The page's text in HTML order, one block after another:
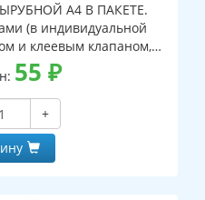
А4 В ПАКЕТЕ.
(в индивидуальной
и клеевым клапаном,
ВД-лак)
55 ₽
+